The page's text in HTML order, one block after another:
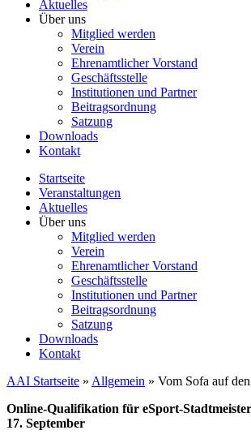
Aktuelles
Über uns
Mitglied werden
Verein
Ehrenamtlicher Vorstand
Geschäftsstelle
Institutionen und Partner
Beitragsordnung
Satzung
Downloads
Kontakt
Startseite
Veranstaltungen
Aktuelles
Über uns
Mitglied werden
Verein
Ehrenamtlicher Vorstand
Geschäftsstelle
Institutionen und Partner
Beitragsordnung
Satzung
Downloads
Kontakt
AAI Startseite » Allgemein » Vom Sofa auf
Online-Qualifikation für eSport-
17. September